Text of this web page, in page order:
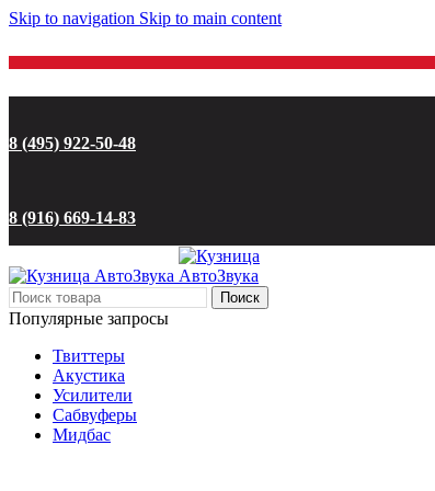
Skip to navigation Skip to main content
8 (495) 922-50-48
8 (916) 669-14-83
Поиск
Популярные запросы
Твиттеры
Акустика
Усилители
Сабвуферы
Мидбас